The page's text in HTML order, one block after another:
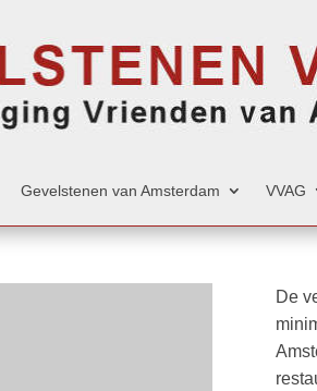
Gevelstenen van Amsterdam VVAG
De